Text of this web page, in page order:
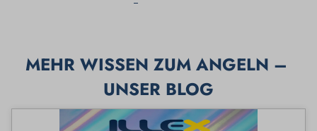
MEHR WISSEN ZUM ANGELN –
UNSER BLOG